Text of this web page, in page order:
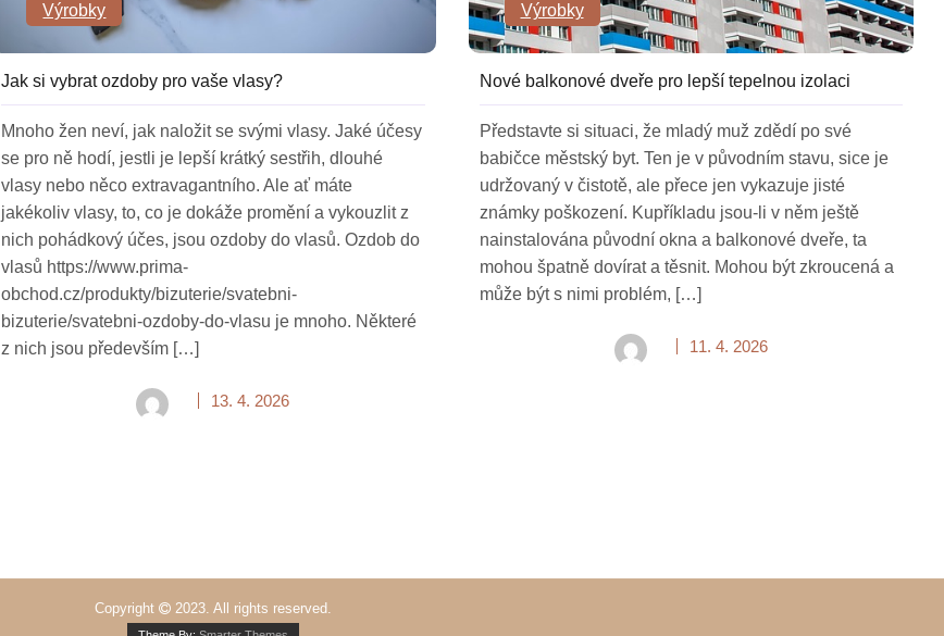
Výrobky
Jak si vybrat ozdoby pro vaše vlasy?
Mnoho žen neví, jak naložit se svými vlasy. Jaké účesy
se pro ně hodí, jestli je lepší krátký sestřih, dlouhé
vlasy nebo něco extravagantního. Ale ať máte
jakékoliv vlasy, to, co je dokáže promění a vykouzlit z
nich pohádkový účes, jsou ozdoby do vlasů. Ozdob do
vlasů https://www.prima-
obchod.cz/produkty/bizuterie/svatebni-
bizuterie/svatebni-ozdoby-do-vlasu je mnoho. Některé
z nich jsou především […]
13. 4. 2026
Výrobky
Nové balkonové dveře pro lepší tepelnou izolaci
Představte si situaci, že mladý muž zdědí po své
babičce městský byt. Ten je v původním stavu, sice je
udržovaný v čistotě, ale přece jen vykazuje jisté
známky poškození. Kupříkladu jsou-li v něm ještě
nainstalována původní okna a balkonové dveře, ta
mohou špatně dovírat a těsnit. Mohou být zkroucená a
může být s nimi problém, […]
11. 4. 2026
Copyright 2023. All rights reserved.